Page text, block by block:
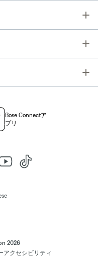
Bose Connectア
プリ
2026
アクセシビリティ